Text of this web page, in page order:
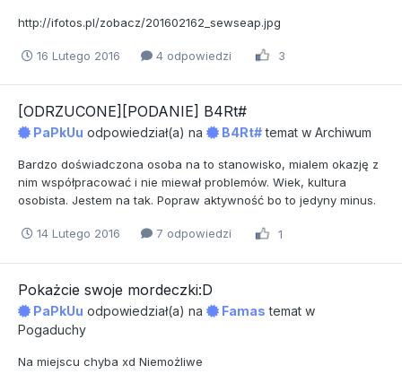
http://ifotos.pl/zobacz/201602162_sewseap.jpg
16 Lutego 2016 4 odpowiedzi 3
[ODRZUCONE][PODANIE] B4Rt#
PaPkUu odpowiedział(a) na B4Rt#temat w Archiwum
Bardzo doświadczona osoba na to stanowisko, mialem okazję z
nim współpracować i nie miewał problemów. Wiek, kultura
osobista. Jestem na tak. Popraw aktywność bo to jedyny minus.
14 Lutego 2016 7 odpowiedzi 1
Pokażcie swoje mordeczki:D
PaPkUu odpowiedział(a) na Famas temat w
Pogaduchy
Na miejscu chyba xd Niemożliwe